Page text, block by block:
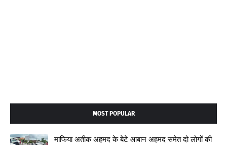
MOST POPULAR
माफिया अतीक अहमद के बेटे आबान अहमद समेत दो लोगों की